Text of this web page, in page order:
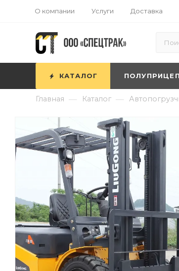
О компании Услуги Доставка
КАТАЛОГ
Главная — Каталог —